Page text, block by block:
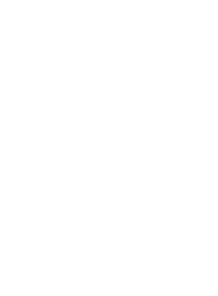
Bewertungen.